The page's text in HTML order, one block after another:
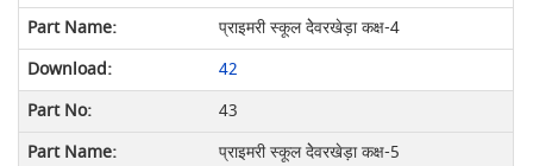
प्राइमरी स्कूल देेवरखेड़ा कक्ष-4
42
43
प्राइमरी स्कूल देेवरखेड़ा कक्ष-5